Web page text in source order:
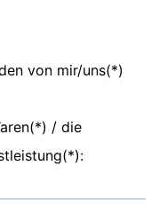
von mir/uns(*)
/ die